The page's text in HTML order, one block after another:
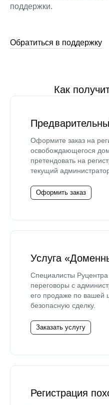
поддержки.
Обратиться в поддержку
Как
Оформите заказ на
освобождающегося
претендовать на
текущий
Оформить заказ
Услуга
Специалисты Руцентра
переговоры с
его продаже по вашей
безопасную сделку.
Заказать услугу
Регистрация